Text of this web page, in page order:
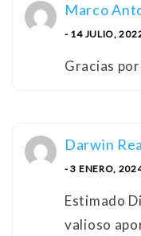
Marco
- 14 JULIO,
Gracias
Darwin
- 3 ENERO,
Estimado
valioso